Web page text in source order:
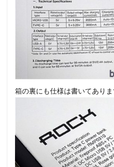
箱の裏にも仕様は書いてありま